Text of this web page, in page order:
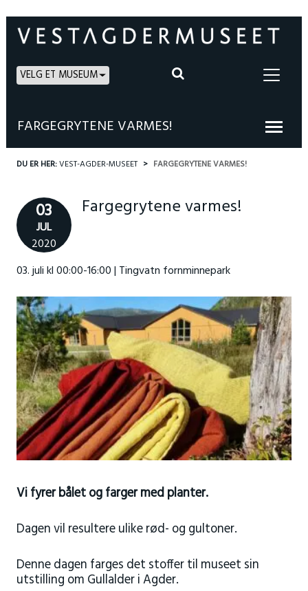
VELG ET MUSEUM
FARGEGRYTENE VARMES!
DU ER HER:VEST-AGDER-MUSEET FARGEGRYTENE VARMES!
03
JUL
2020
Fargegrytene varmes!
03. juli kl 00:00-16:00 | Tingvatn fornminnepark
Vi fyrer bålet og farger med planter.
Dagen vil resultere ulike rød- og gultoner.
Denne dagen farges det stoffer til museet sin
utstilling om Gullalder i Agder.